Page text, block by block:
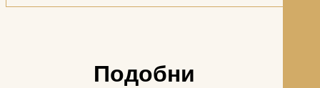
Подобни